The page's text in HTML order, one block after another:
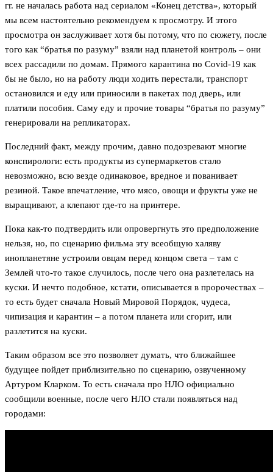
гг. не началась работа над сериалом «Конец детства», который
мы всем настоятельно рекомендуем к просмотру. И этого
просмотра он заслуживает хотя бы потому, что по сюжету, после
того как “братья по разуму” взяли над планетой контроль – они
всех рассадили по домам. Прямого карантина по Covid-19 как
бы не было, но на работу люди ходить перестали, транспорт
остановился и еду или приносили в пакетах под дверь, или
платили пособия. Саму еду и прочие товары “братья по разуму”
генерировали на репликаторах.
Последний факт, между прочим, давно подозревают многие
конспирологи: есть продукты из супермаркетов стало
невозможно, всю везде одинаковое, вредное и пованивает
резиной. Такое впечатление, что мясо, овощи и фрукты уже не
выращивают, а клепают где-то на принтере.
Пока как-то подтвердить или опровергнуть это предположение
нельзя, но, по сценарию фильма эту всеобщую халяву
инопланетяне устроили овцам перед концом света – там с
Землей что-то такое случилось, после чего она разлетелась на
куски. И нечто подобное, кстати, описывается в пророчествах –
то есть будет сначала Новый Мировой Порядок, чудеса,
чипизация и карантин – а потом планета или сгорит, или
разлетится на куски.
Таким образом все это позволяет думать, что ближайшее
будущее пойдет приблизительно по сценарию, озвученному
Артуром Кларком. То есть сначала про НЛО официально
сообщили военные, после чего НЛО стали появляться над
городами: